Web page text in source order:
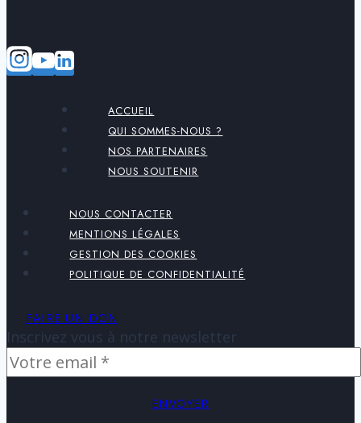
ACCUEIL
QUI SOMMES-NOUS ?
NOS PARTENAIRES
NOUS SOUTENIR
NOUS CONTACTER
MENTIONS LÉGALES
GESTION DES COOKIES
POLITIQUE DE CONFIDENTIALITÉ
FAIRE UN DON
Inscrivez vous à notre newsletter
ENVOYER